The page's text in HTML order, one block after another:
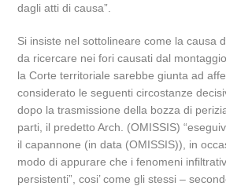
dagli atti di causa”.
Si insiste nel sottolineare come la causa
da ricercare nei fori causati dal
la Corte territoriale sarebbe giunta ad
considerato le seguenti circostanze
dopo la trasmissione della bozza di
parti, il predetto Arch. (OMISSIS)
il capannone (in data (OMISSIS)), in
modo di appurare che i fenomeni
persistenti”, cosi’ come gli stessi –